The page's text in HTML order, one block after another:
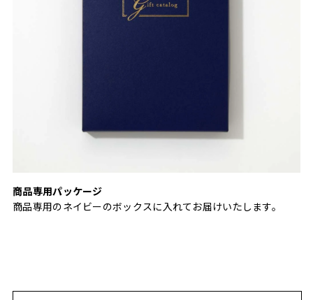
商品専用パッケージ
商品専用のネイビーのボックスに入れてお届けいたします。